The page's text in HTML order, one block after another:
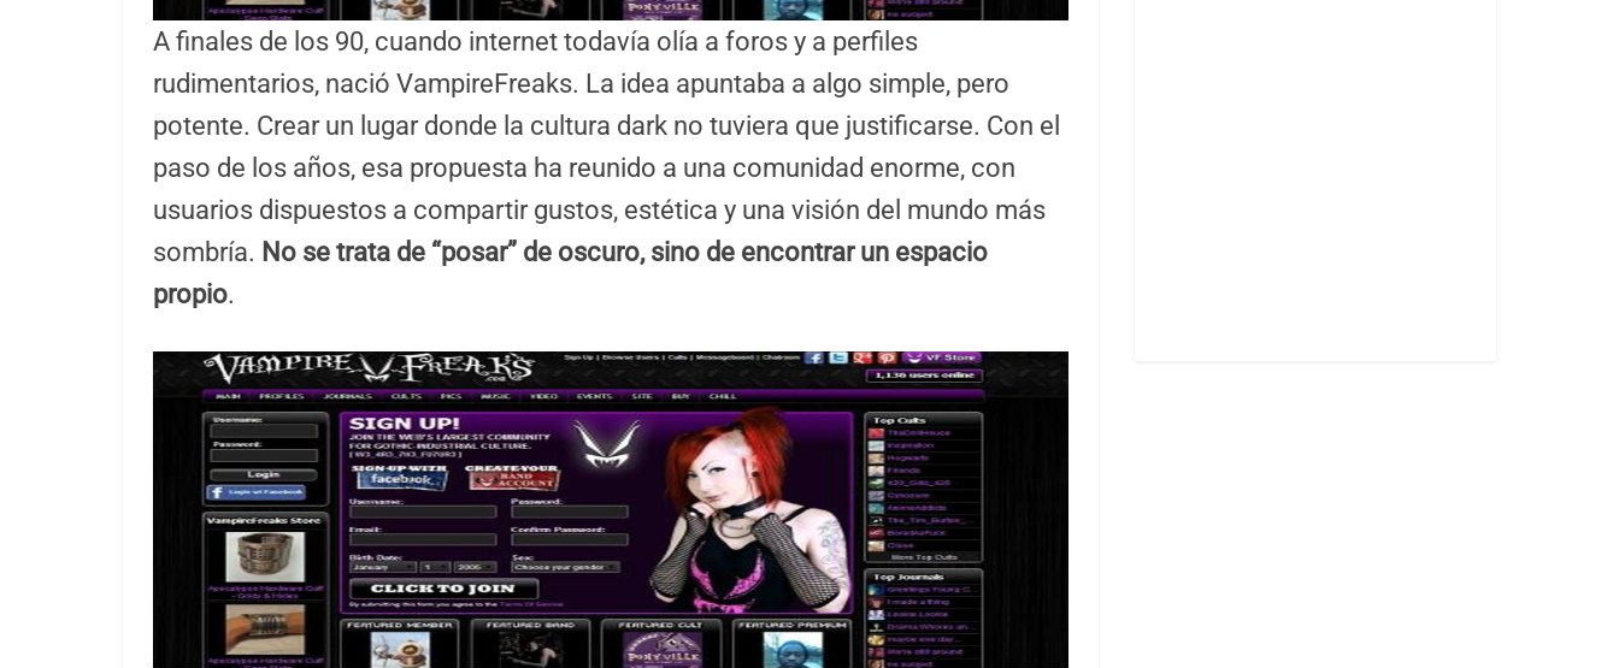
A finales de los 90, cuando internet todavía olía a foros y a perfiles
rudimentarios, nació VampireFreaks. La idea apuntaba a algo simple, pero
potente. Crear un lugar donde la cultura dark no tuviera que justificarse. Con el
paso de los años, esa propuesta ha reunido a una comunidad enorme, con
usuarios dispuestos a compartir gustos, estética y una visión del mundo más
sombría. No se trata de “posar” de oscuro, sino de encontrar un espacio
propio.